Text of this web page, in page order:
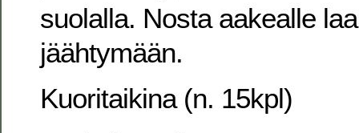
suolalla. Nosta aakealle
jäähtymään.
Kuoritaikina (n. 15kpl)